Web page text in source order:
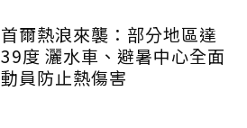
首爾熱浪來襲：部分地區達
39度 灑水車、避暑中心全面
動員防止熱傷害